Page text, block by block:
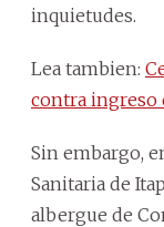
inquietudes.
Lea tambien:
contra ingreso
Sin embargo,
Sanitaria de
albergue de